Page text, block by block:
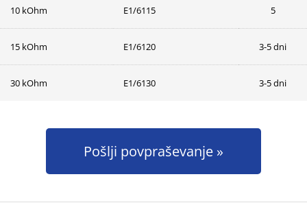
10 kOhm E1/6115 5
15 kOhm E1/6120 3-5 dni
30 kOhm E1/6130 3-5 dni
Pošlji povpraševanje